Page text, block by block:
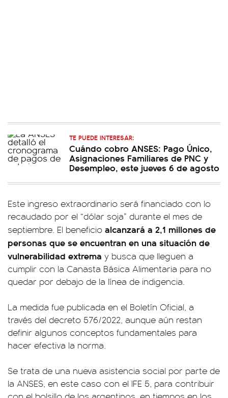
TE PUEDE INTERESAR:
Cuándo cobro ANSES: Pago Único,
Asignaciones Familiares de PNC y
Desempleo, este jueves 6 de agosto
Este ingreso extraordinario será financiado con lo
recaudado por el “dólar soja” durante el mes de
septiembre. El beneficio alcanzará a 2,1 millones de
personas que se encuentran en una situación de
vulnerabilidad extrema y busca que lleguen a
cumplir con la Canasta Básica Alimentaria para no
quedar por debajo de la línea de indigencia.
La medida fue publicada en el Boletín Oficial, a
través del decreto 576/2022, aunque aún restan
definir algunos conceptos fundamentales para
hacer efectiva la norma.
Se trata de una nueva asistencia social por parte de
la ANSES, en este caso con el IFE 5, para contribuir